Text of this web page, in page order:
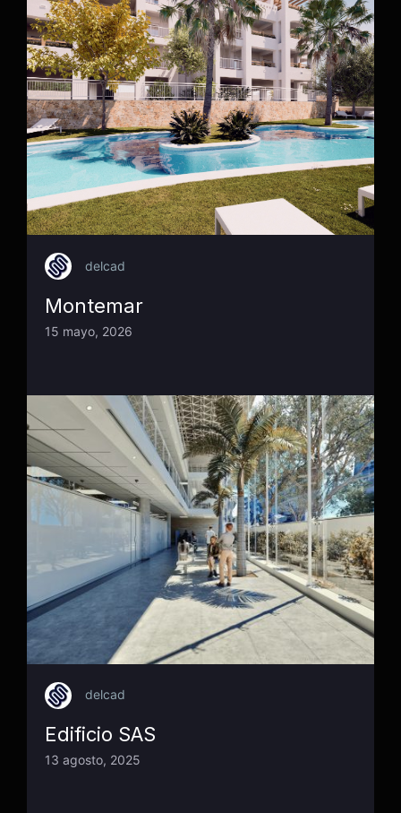
delcad
Montemar
15 mayo, 2026
delcad
Edificio SAS
13 agosto, 2025